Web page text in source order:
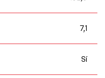
7,1
Sí